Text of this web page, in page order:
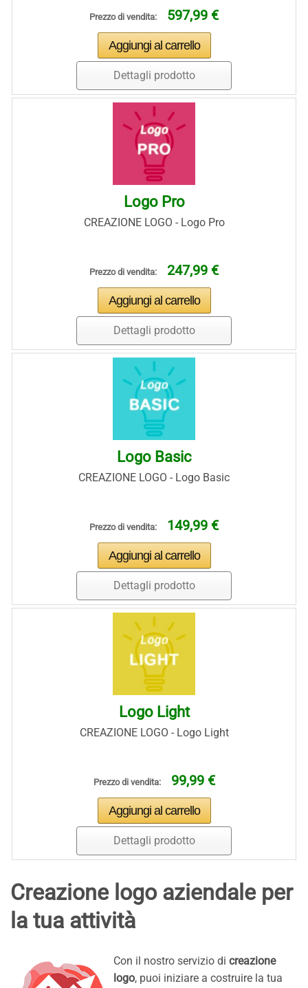
Prezzo di vendita: 597,99 €
Dettagli prodotto
Logo Pro
CREAZIONE LOGO - Logo Pro
Prezzo di vendita: 247,99 €
Dettagli prodotto
Logo Basic
CREAZIONE LOGO - Logo Basic
Prezzo di vendita: 149,99 €
Dettagli prodotto
Logo Light
CREAZIONE LOGO - Logo Light
Prezzo di vendita: 99,99 €
Dettagli prodotto
Creazione logo aziendale per
la tua attività
Con il nostro servizio di creazione
logo, puoi iniziare a costruire la tua